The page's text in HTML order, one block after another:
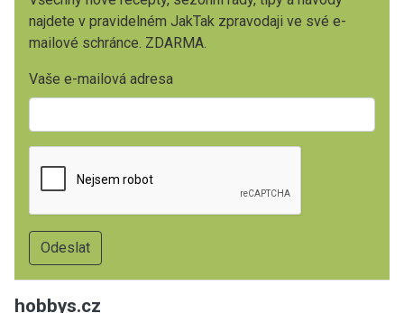
najdete v pravidelném JakTak zpravodaji ve své e-
mailové schránce. ZDARMA.
Vaše e-mailová adresa
hobbys.cz